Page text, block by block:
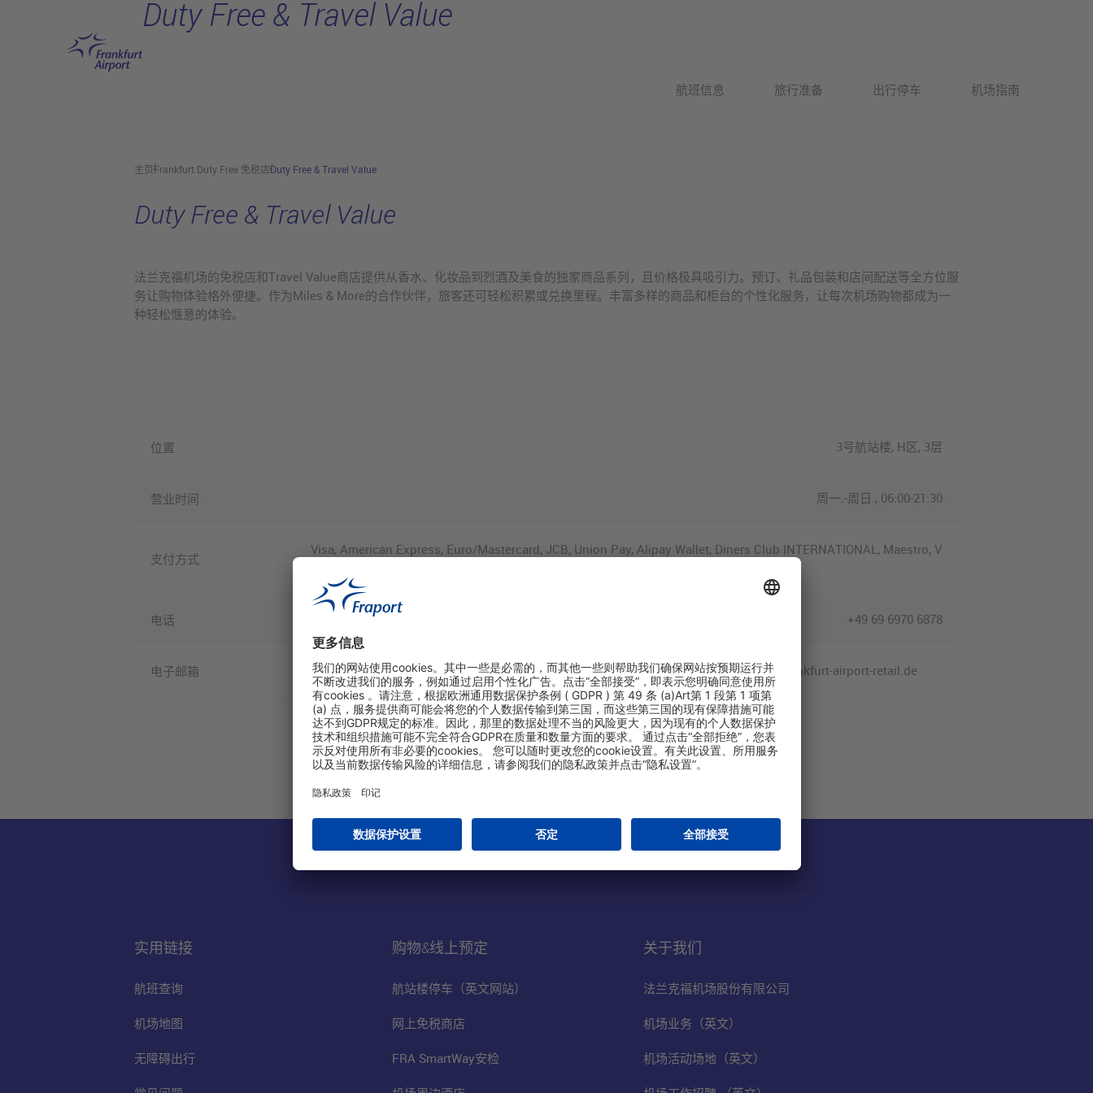
航班信息 旅行准备 出行停车 机场指南
Duty Free & Travel Value
主页Frankfurt Duty Free 免税店Duty Free & Travel Value
Duty Free & Travel Value
法兰克福机场的免税店和Travel Value商店提供从香水、化妆品到烈酒及美食的独家商品系列，且价格极具吸引力。预订、礼品包装和店间配送等全方位服
务让购物体验格外便捷。作为Miles & More的合作伙伴，旅客还可轻松积累或兑换里程。丰富多样的商品和柜台的个性化服务，让每次机场购物都成为一
种轻松惬意的体验。
位置 3号航站楼, H区, 3层
营业时间 周一.-周日., 06:00-21:30
支付方式
Visa, American Express, Euro/Mastercard, JCB, Union Pay, Alipay Wallet, Diners Club INTERNATIONAL, Maestro, V
电话 +49 69 6970 6878
电子邮箱 FRA.T3-Schengen@frankfurt-airport-retail.de
实用链接
航班查询
机场地图
无障碍出行
购物&线上预定
航站楼停车（英文网站）
网上免税商店
FRA SmartWay安检
关于我们
法兰克福机场股份有限公司
机场业务（英文）
机场活动场地（英文）